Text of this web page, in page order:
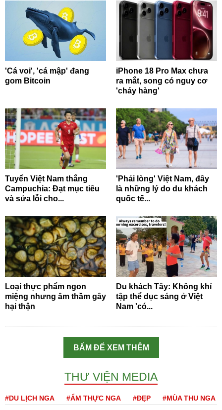
'Cá voi', 'cá mập' đang
gom Bitcoin
iPhone 18 Pro Max chưa
ra mắt, song có nguy cơ
'cháy hàng'
Tuyển Việt Nam thắng
Campuchia: Đạt mục tiêu
và sửa lỗi cho...
'Phải lòng' Việt Nam, đây
là những lý do du khách
quốc tế...
Loại thực phẩm ngon
miệng nhưng âm thầm gây
hại thận
Du khách Tây: Không khí
tập thể dục sáng ở Việt
Nam 'có...
BẤM ĐỂ XEM THÊM
THƯ VIỆN MEDIA
#DU LỊCH NGA #ẨM THỰC NGA #ĐẸP #MÙA THU NGA